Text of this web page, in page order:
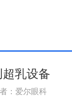
超乳设备
：爱尔眼科